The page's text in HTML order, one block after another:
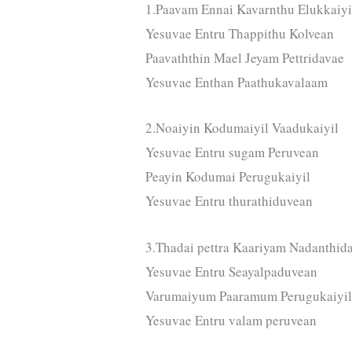
1.Paavam Ennai Kavarnthu
Yesuvae Entru Thappithu Kolvean
Paavaththin Mael Jeyam Pettridavae
Yesuvae Enthan Paathukavalaam
2.Noaiyin Kodumaiyil Vaadukaiyil
Yesuvae Entru sugam Peruvean
Peayin Kodumai Perugukaiyil
Yesuvae Entru thurathiduvean
3.Thadai pettra Kaariyam
Yesuvae Entru Seayalpaduvean
Varumaiyum Paaramum Perugukaiyil
Yesuvae Entru valam peruvean